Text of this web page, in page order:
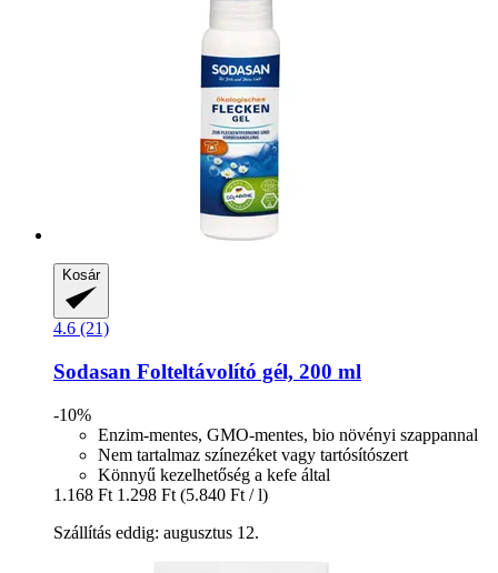
Kosár
4.6 (21)
Sodasan Folteltávolító gél, 200 ml
-10%
Enzim-mentes, GMO-mentes, bio növényi szappannal
Nem tartalmaz színezéket vagy tartósítószert
Könnyű kezelhetőség a kefe által
1.168 Ft 1.298 Ft (5.840 Ft / l)
Szállítás eddig: augusztus 12.